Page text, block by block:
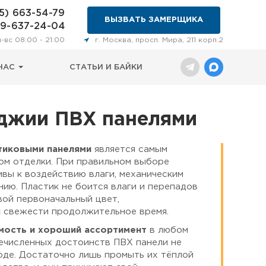
663-54-79
637-24-04
вс 08:00 - 21:00
ВЫЗВАТЬ ЗАМЕРЩИКА
г. Москва, просп. Мира, 211 корп.2
СТАТЬИ И БАЙКИ
ПВХ панелями
панелями является самым
отделки. При правильном выборе
к воздействию влаги, механическим
Пластик не боится влаги и перепадов
первоначальный цвет,
продолжительное время.
и хороший ассортимент в любом
достоинств ПВХ панели не
Достаточно лишь промыть их тёплой